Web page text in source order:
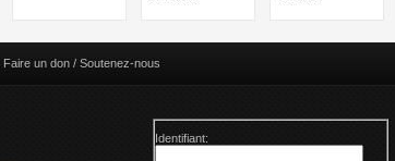
Faire un don / Soutenez-nous
Identifiant: